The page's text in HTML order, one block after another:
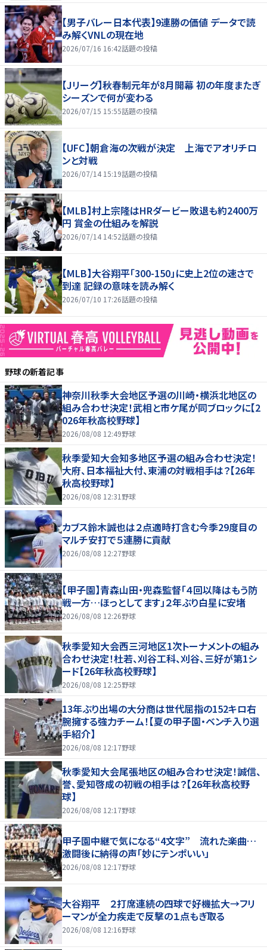
【男子バレー日本代表】9連勝の価値 データで読
み解くVNLの現在地
2026/07/16 16:42話題の投稿
【Jリーグ】秋春制元年が8月開幕 初の年度またぎ
シーズンで何が変わる
2026/07/15 15:55話題の投稿
【UFC】朝倉海の次戦が決定 上海でアオリチロ
ンと対戦
2026/07/14 15:19話題の投稿
【MLB】村上宗隆はHRダービー敗退も約2400万
円 賞金の仕組みを解説
2026/07/14 14:52話題の投稿
【MLB】大谷翔平「300-150」に史上2位の速さで
到達 記録の意味を読み解く
2026/07/10 17:26話題の投稿
野球の新着記事
神奈川秋季大会地区予選の川崎・横浜北地区の
組み合わせ決定！武相と市ケ尾が同ブロックに【2
026年秋高校野球】
2026/08/08 12:49野球
秋季愛知大会知多地区予選の組み合わせ決定！
大府、日本福祉大付、東浦の対戦相手は？【26年
秋高校野球】
2026/08/08 12:31 野球
カブス鈴木誠也は２点適時打含む今季29度目の
マルチ安打で５連勝に貢献
2026/08/08 12:27野球
【甲子園】青森山田・兜森監督「４回以降はもう防
戦一方…ほっとしてます」２年ぶり白星に安堵
2026/08/08 12:26野球
秋季愛知大会西三河地区1次トーナメントの組み
合わせ決定！杜若、刈谷工科、刈谷、三好が第1シ
ード【26年秋高校野球】
2026/08/08 12:25野球
13年ぶり出場の大分商は世代屈指の152キロ右
腕擁する強力チーム！【夏の甲子園・ベンチ入り選
手紹介】
2026/08/08 12:17野球
秋季愛知大会尾張地区の組み合わせ決定！誠信、
誉、愛知啓成の初戦の相手は？【26年秋高校野
球】
2026/08/08 12:17野球
甲子園中継で気になる“4文字” 流れた楽曲…
激闘後に納得の声「妙にテンポいい」
2026/08/08 12:17野球
大谷翔平 ２打席連続の四球で好機拡大→フリ
ーマンが全力疾走で反撃の１点もぎ取る
2026/08/08 12:16野球